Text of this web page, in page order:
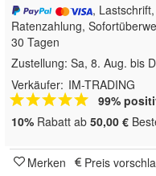
,
Ratenzahlung,
30 Tagen
Zustellung: Sa, 8. Aug. bis
Verkäufer: IM-TRADING
99%
10% Rabatt ab 50,00 €
Merken Preis